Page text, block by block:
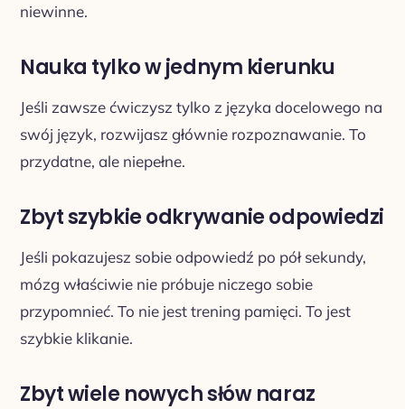
niewinne.
Nauka tylko w jednym kierunku
Jeśli zawsze ćwiczysz tylko z języka docelowego na
swój język, rozwijasz głównie rozpoznawanie. To
przydatne, ale niepełne.
Zbyt szybkie odkrywanie odpowiedzi
Jeśli pokazujesz sobie odpowiedź po pół sekundy,
mózg właściwie nie próbuje niczego sobie
przypomnieć. To nie jest trening pamięci. To jest
szybkie klikanie.
Zbyt wiele nowych słów naraz